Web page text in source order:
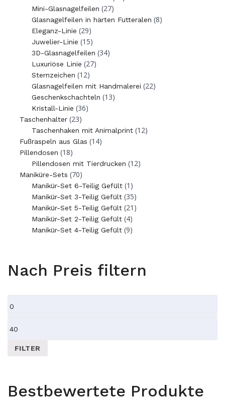
Mini-Glasnagelfeilen (27)
Glasnagelfeilen in härten Futteralen (8)
Eleganz-Linie (29)
Juwelier-Linie (15)
3D-Glasnagelfeilen (34)
Luxuriöse Linie (27)
Sternzeichen (12)
Glasnagelfeilen mit Handmalerei (22)
Geschenkschachteln (13)
Kristall-Linie (36)
Taschenhalter (23)
Taschenhaken mit Animalprint (12)
Fußraspeln aus Glas (14)
Pillendosen (18)
Pillendosen mit Tierdrucken (12)
Maniküre-Sets (70)
Manikür-Set 6-Teilig Gefült (1)
Manikür-Set 3-Teilig Gefült (35)
Manikür-Set 5-Teilig Gefült (21)
Manikür-Set 2-Teilig Gefült (4)
Manikür-Set 4-Teilig Gefült (9)
Nach Preis filtern
Min.
Max.
Preis
FILTER
Bestbewertete Produkte